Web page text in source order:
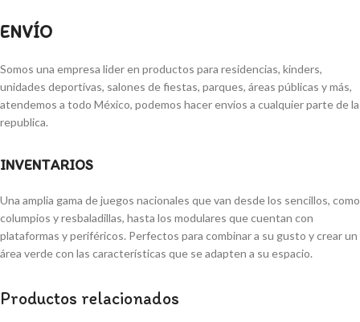
ENVÍO
Somos una empresa lider en productos para residencias, kinders,
unidades deportivas, salones de fiestas, parques, áreas públicas y más,
atendemos a todo México, podemos hacer envíos a cualquier parte de la
republica.
INVENTARIOS
Una amplia gama de juegos nacionales que van desde los sencillos, como
columpios y resbaladillas, hasta los modulares que cuentan con
plataformas y periféricos. Perfectos para combinar a su gusto y crear un
área verde con las características que se adapten a su espacio.
Productos relacionados